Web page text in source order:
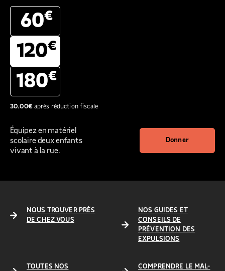
60€
120€
180€
30.00€après réduction fiscale
Équipez en matériel
scolaire deux enfants
vivant à la rue.
Donner
NOUS TROUVER PRÈS
DE CHEZ VOUS
NOS GUIDES ET
CONSEILS DE
PRÉVENTION DES
EXPULSIONS
TOUTES NOS
COMPRENDRE LE MAL-